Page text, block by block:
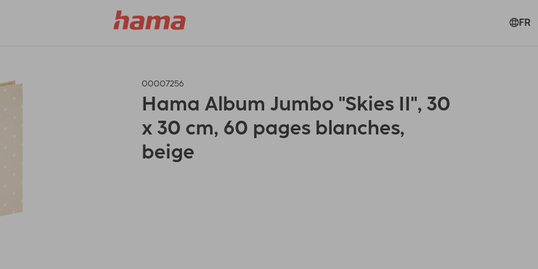
FR
00007256
Hama Album Jumbo "Skies II", 30
x 30 cm, 60 pages blanches,
beige